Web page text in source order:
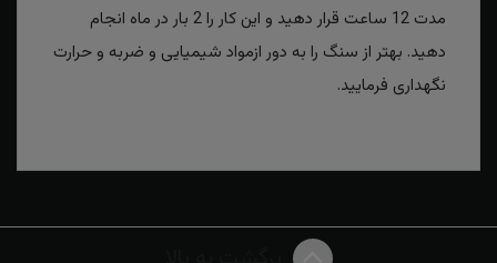
مدت 12 ساعت قرار دهید و این کار را 2 بار در ماه انجام
دهید. بهتر از سنگ را به دور ازمواد شیمیایی و ضربه و حرارت
نگهداری فرمایید.